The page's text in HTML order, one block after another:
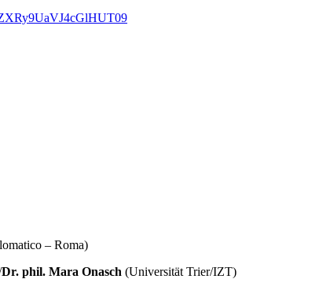
– Roma)
Dr. phil. Mara Onasch (Universität Trier/IZT)